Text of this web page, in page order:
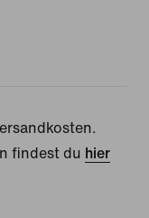
findest du hier